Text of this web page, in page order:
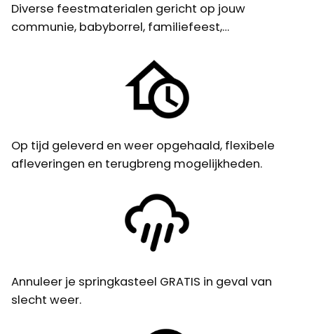
Diverse feestmaterialen gericht op jouw
communie, babyborrel, familiefeest,…
Op tijd geleverd en weer opgehaald, flexibele
afleveringen en terugbreng mogelijkheden.
Annuleer je springkasteel GRATIS in geval van
slecht weer.